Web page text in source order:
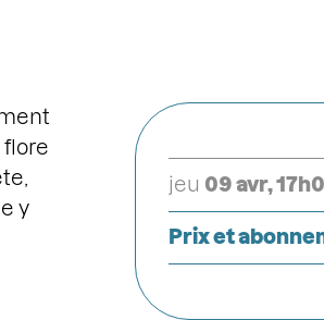
flore
y
jeu 09 avr,
Prix et